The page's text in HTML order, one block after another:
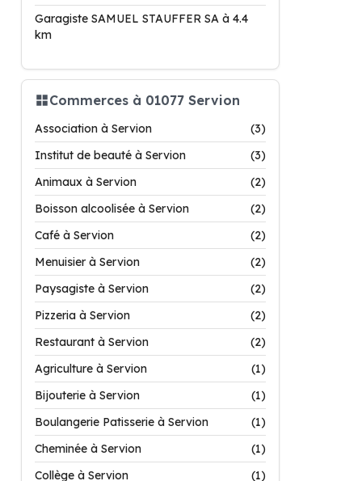
Garagiste SAMUEL STAUFFER SA à 4.4
km
Commerces à 01077 Servion
Association à Servion
(3)
Institut de beauté à Servion
(3)
Animaux à Servion
(2)
Boisson alcoolisée à Servion
(2)
Café à Servion
(2)
Menuisier à Servion
(2)
Paysagiste à Servion
(2)
Pizzeria à Servion
(2)
Restaurant à Servion
(2)
Agriculture à Servion
(1)
Bijouterie à Servion
(1)
Boulangerie Patisserie à Servion
(1)
Cheminée à Servion
(1)
Collège à Servion
(1)